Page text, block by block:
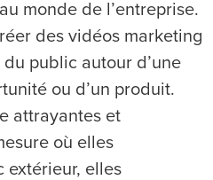
monde de l’entreprise.
des vidéos marketing
public autour d’une
ou d’un produit.
attrayantes et
où elles
extérieur, elles